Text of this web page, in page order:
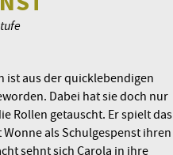
ist aus der quicklebendigen
Dabei hat sie doch nur
Rollen getauscht. Er spielt das
als Schulgespenst ihren
sehnt sich Carola in ihre